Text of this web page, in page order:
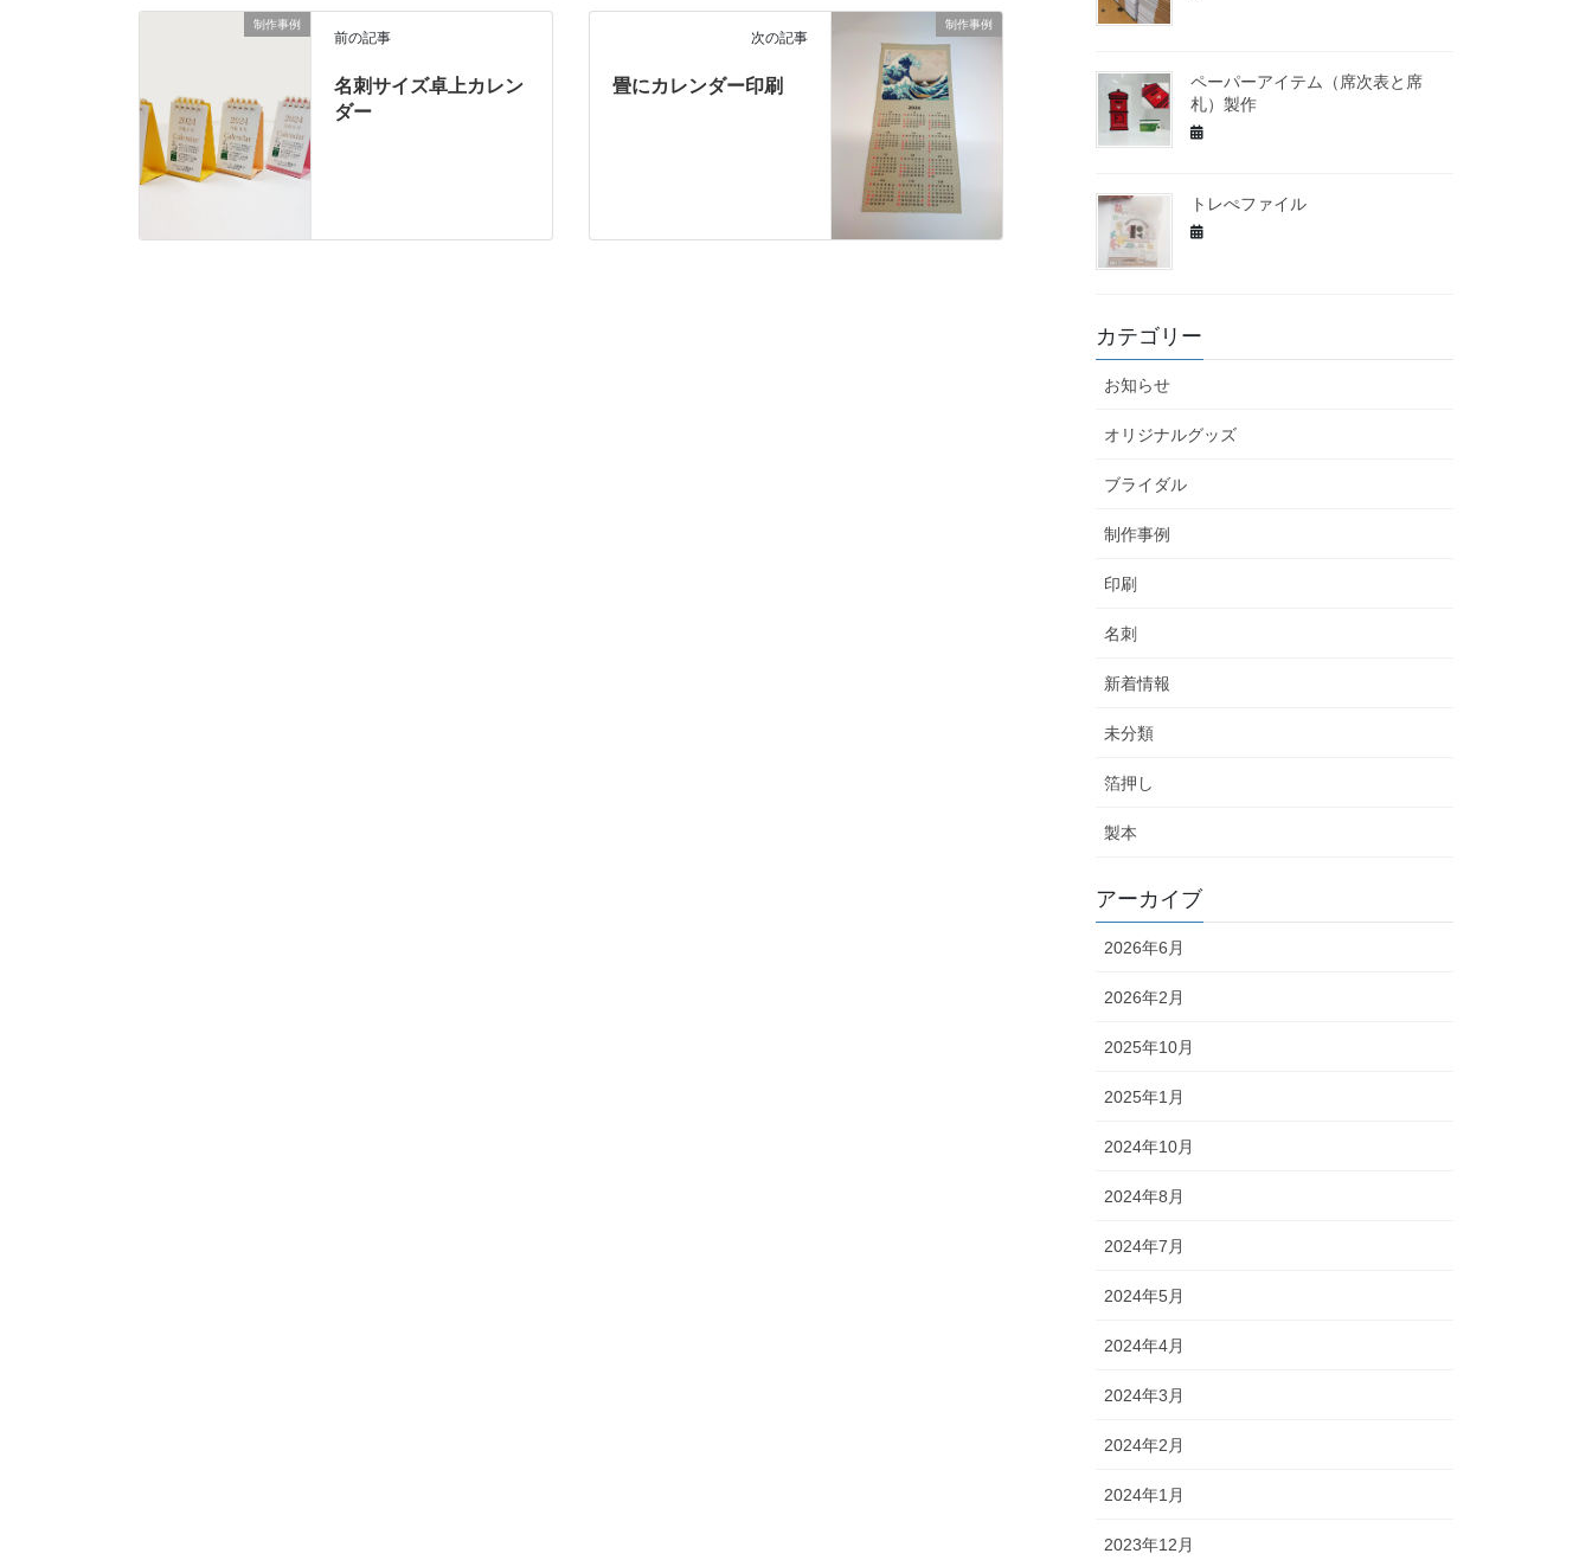
制作事例
前の記事
名刺サイズ卓上カレン
ダー
制作事例
次の記事
畳にカレンダー印刷
ペーパーアイテム（席次表と席
札）製作
トレぺファイル
カテゴリー
お知らせ
オリジナルグッズ
ブライダル
制作事例
印刷
名刺
新着情報
未分類
箔押し
製本
アーカイブ
2026年6月
2026年2月
2025年10月
2025年1月
2024年10月
2024年8月
2024年7月
2024年5月
2024年4月
2024年3月
2024年2月
2024年1月
2023年12月